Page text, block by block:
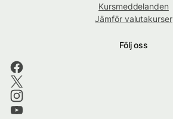
Kursmeddelanden
Jämför valutakurser
Följ oss